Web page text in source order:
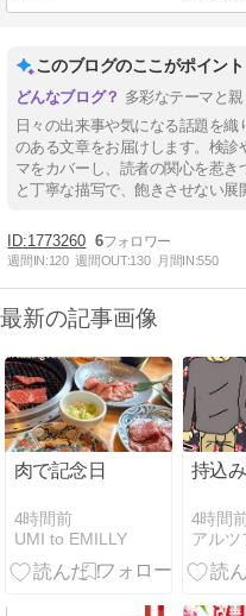
このブログのここがポイント
多彩なテーマと
日々の出来事や気になる話題を
のある文章をお届けします。検
マをカバーし、読者の関心を惹
と丁寧な描写で、飽きさせない展
1773260 6
週間IN:120 週間OUT:130 月間IN:550
最新の記事画像
肉で記念日
4時間前
UMI to EMILLY
持込
4時間
アルツ